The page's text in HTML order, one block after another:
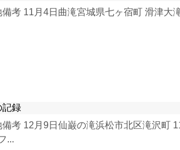
考 11月4日曲滝宮城県七ヶ宿町 滑津大
記録
考 12月9日仙巌の滝浜松市北区滝沢町
...